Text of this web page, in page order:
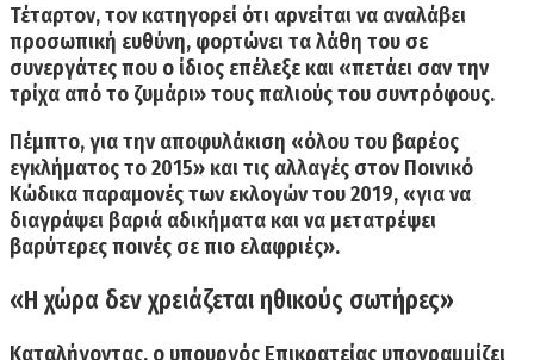
Τέταρτον,τον κατηγορεί ότι αρνείται να αναλάβει
προσωπική ευθύνη, φορτώνει τα λάθη του σε
συνεργάτες που ο ίδιος επέλεξε και «πετάει σαν την
τρίχα από το ζυμάρι» τους παλιούς του συντρόφους.
Πέμπτο,για την αποφυλάκιση «όλου του βαρέος
εγκλήματος το 2015» και τις αλλαγές στον Ποινικό
Κώδικα παραμονές των εκλογών του 2019, «για να
διαγράψει βαριά αδικήματα και να μετατρέψει
βαρύτερες ποινές σε πιο ελαφριές».
«Η χώρα δεν χρειάζεται ηθικούς σωτήρες»
Καταλήγοντας, ο υπουργός Επικρατείας υπογραμμίζει